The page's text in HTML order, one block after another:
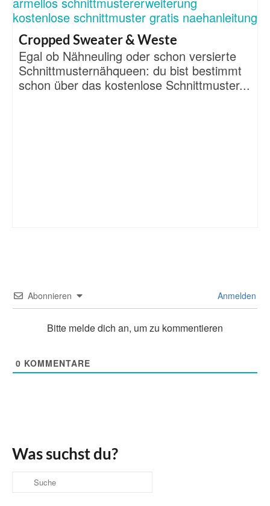
Cropped Sweater & Weste
Egal ob Nähneuling oder schon versierte
Schnittmusternähqueen: du bist bestimmt
schon über das kostenlose Schnittmuster...
Abonnieren Anmelden
Bitte melde dich an, um zu kommentieren
0 KOMMENTARE
Was suchst du?
Suche
nach: